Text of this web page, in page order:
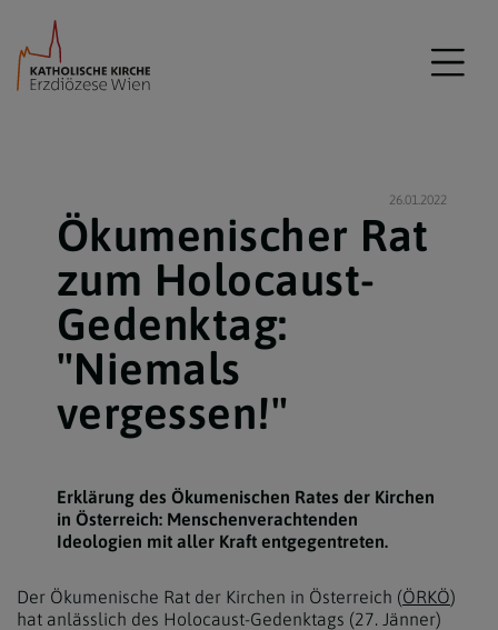
26.01.2022
Ökumenischer Rat
zum Holocaust-
Gedenktag:
"Niemals
vergessen!"
Erklärung des Ökumenischen Rates der Kirchen
in Österreich: Menschenverachtenden
Ideologien mit aller Kraft entgegentreten.
Der Ökumenische Rat der Kirchen in Österreich (ÖRKÖ)
hat anlässlich des Holocaust-Gedenktags (27. Jänner)